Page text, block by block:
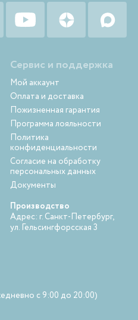
Сервис и поддержка
Мой аккаунт
Оплата и доставка
Пожизненная гарантия
Программа лояльности
Политика
конфиденциальности
Согласие на обработку
персональных данных
Документы
Производство
Адрес: г. Санкт-Петербург,
ул. Гельсингфорсская 3
с 9:00 до 20:00)